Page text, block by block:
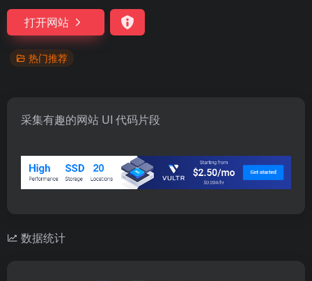
打开网站
热门推荐
采集有趣的网站 UI 代码片段
数据统计